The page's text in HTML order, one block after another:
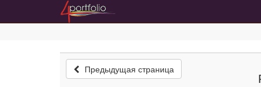
Предыдущая страница